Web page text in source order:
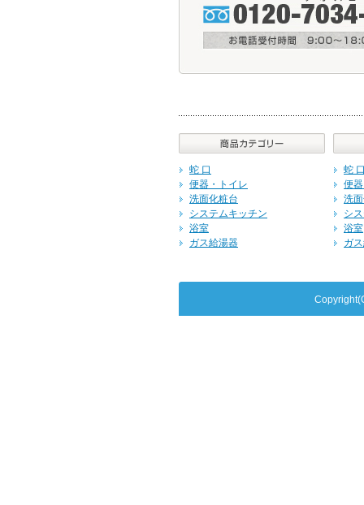
蛇 口
便器・トイレ
洗面化粧台
システムキッチン
浴室
ガス給湯器
蛇
便
洗
シ
浴室
ガ